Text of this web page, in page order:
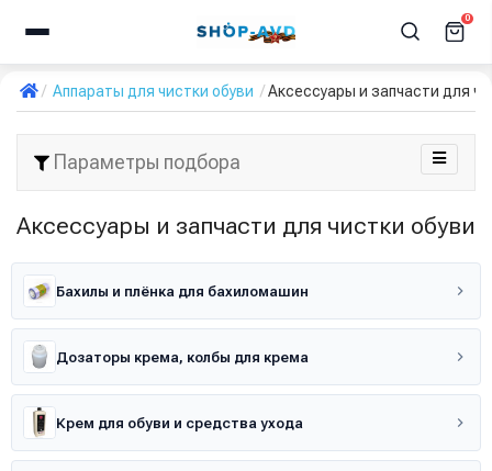
0
Аппараты для чистки обуви Аксессуары и запчасти для
Параметры подбора
Аксессуары и запчасти для чистки обуви
Бахилы и плёнка для бахиломашин
Дозаторы крема, колбы для крема
Крем для обуви и средства ухода